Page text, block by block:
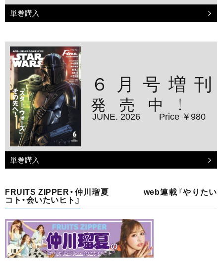
単巻購入
６月号増刊
発売中！
JUNE. 2026 Price ￥980
単巻購入
FRUITS ZIPPER・仲川瑠夏 web連載『やりたい
コト・会いたいヒト』